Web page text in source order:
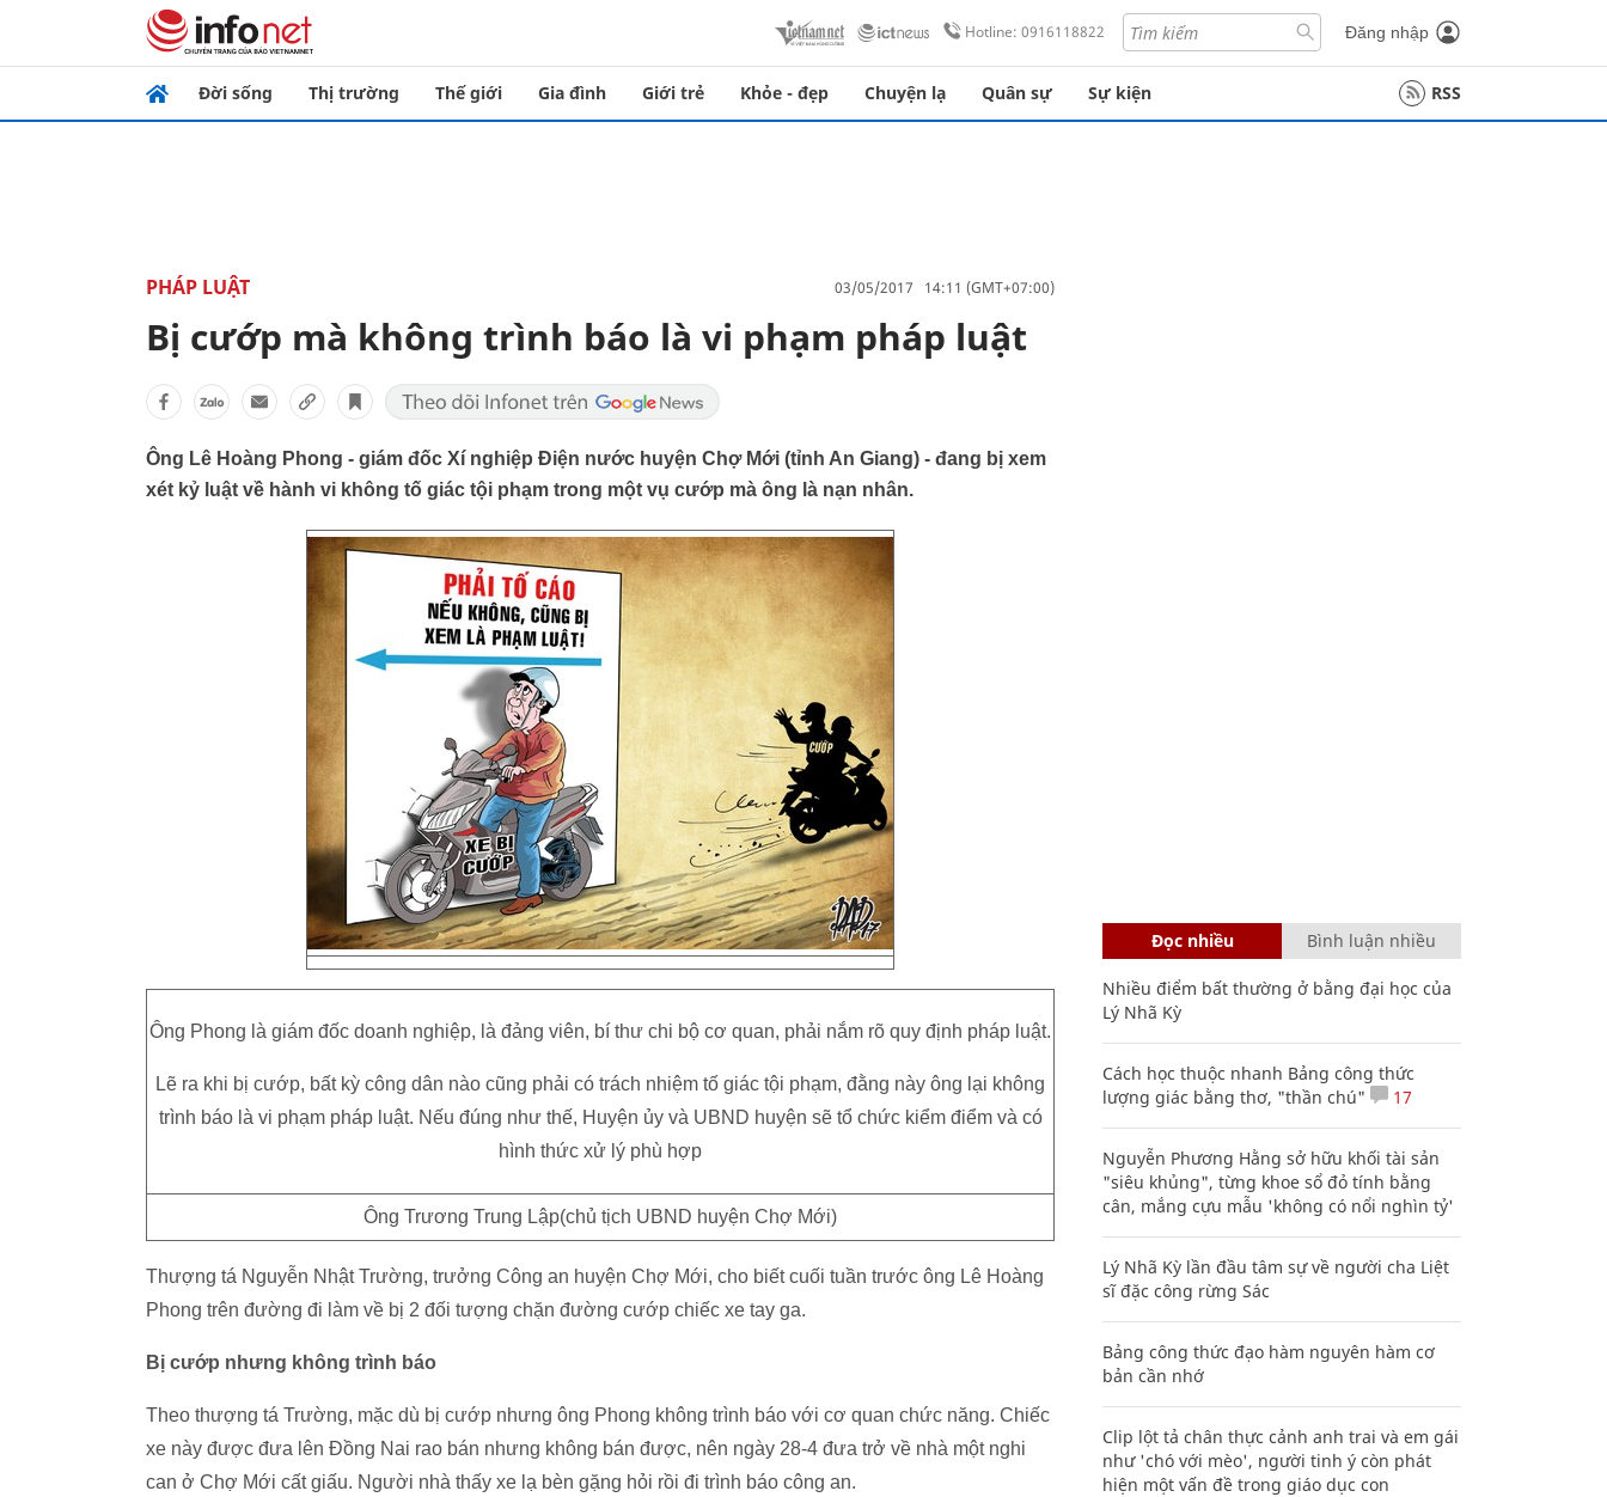
Hotline: 0916118822 Đăng nhập
Đời sống Thị trường Thế giới Gia đình Giới trẻ Khỏe - đẹp Chuyện lạ Quân sự Sự kiện RSS
PHÁP LUẬT 03/05/2017 14:11 (GMT+07:00)
Bị cướp mà không trình báo là vi phạm pháp luật
Ông Lê Hoàng Phong - giám đốc Xí nghiệp Điện nước huyện Chợ Mới (tỉnh An Giang) - đang bị xem
xét kỷ luật về hành vi không tố giác tội phạm trong một vụ cướp mà ông là nạn nhân.
Ông Phong là giám đốc doanh nghiệp, là đảng viên, bí thư chi bộ cơ quan, phải nắm rõ quy định pháp luật.
Lẽ ra khi bị cướp, bất kỳ công dân nào cũng phải có trách nhiệm tố giác tội phạm, đằng này ông lại không
trình báo là vi phạm pháp luật. Nếu đúng như thế, Huyện ủy và UBND huyện sẽ tổ chức kiểm điểm và có
hình thức xử lý phù hợp
Ông Trương Trung Lập(chủ tịch UBND huyện Chợ Mới)
Thượng tá Nguyễn Nhật Trường, trưởng Công an huyện Chợ Mới, cho biết cuối tuần trước ông Lê Hoàng
Phong trên đường đi làm về bị 2 đối tượng chặn đường cướp chiếc xe tay ga.
Bị cướp nhưng không trình báo
Theo thượng tá Trường, mặc dù bị cướp nhưng ông Phong không trình báo với cơ quan chức năng. Chiếc
xe này được đưa lên Đồng Nai rao bán nhưng không bán được, nên ngày 28-4 đưa trở về nhà một nghi
can ở Chợ Mới cất giấu. Người nhà thấy xe lạ bèn gặng hỏi rồi đi trình báo công an.
Đọc nhiều Bình luận nhiều
Nhiều điểm bất thường ở bằng đại học của
Lý Nhã Kỳ
Cách học thuộc nhanh Bảng công thức
lượng giác bằng thơ, "thần chú"
17
Nguyễn Phương Hằng sở hữu khối tài sản
"siêu khủng", từng khoe sổ đỏ tính bằng
cân, mắng cựu mẫu 'không có nổi nghìn tỷ'
Lý Nhã Kỳ lần đầu tâm sự về người cha Liệt
sĩ đặc công rừng Sác
Bảng công thức đạo hàm nguyên hàm cơ
bản cần nhớ
Clip lột tả chân thực cảnh anh trai và em gái
như 'chó với mèo', người tinh ý còn phát
hiện một vấn đề trong giáo dục con